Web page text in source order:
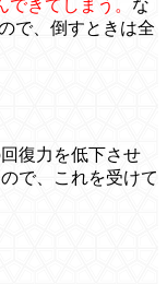
きてしまう。 な
で、倒すときは全
復力を低下させ
で、これを受けて